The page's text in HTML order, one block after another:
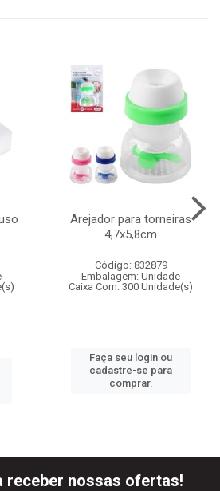
Arejador para torneiras
4,7x5,8cm
Código: 832879
Embalagem: Unidade
Caixa Com: 300 Unidade(s)
Faça seu login ou
cadastre-se para
comprar.
receber nossas ofertas!